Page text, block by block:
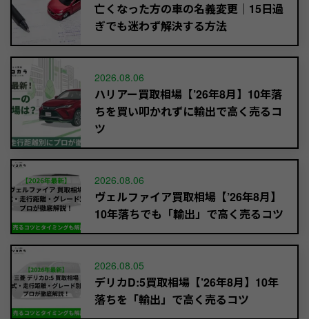
亡くなった方の車の名義変更｜15日過
ぎでも迷わず解決する方法
2026.08.06
ハリアー買取相場【’26年8月】10年落
ちを買い叩かれずに輸出で高く売るコ
ツ
2026.08.06
ヴェルファイア買取相場【’26年8月】
10年落ちでも「輸出」で高く売るコツ
2026.08.05
デリカD:5買取相場【’26年8月】10年
落ちを「輸出」で高く売るコツ